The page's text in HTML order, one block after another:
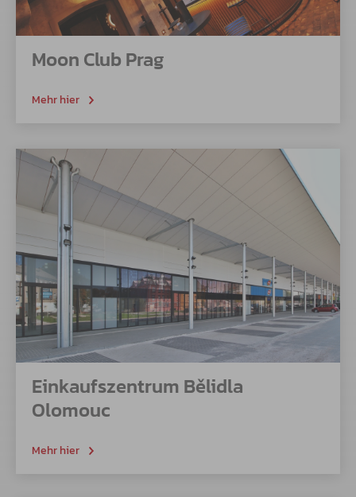
Moon Club Prag
Mehr hier
Einkaufszentrum Bělidla
Olomouc
Mehr hier